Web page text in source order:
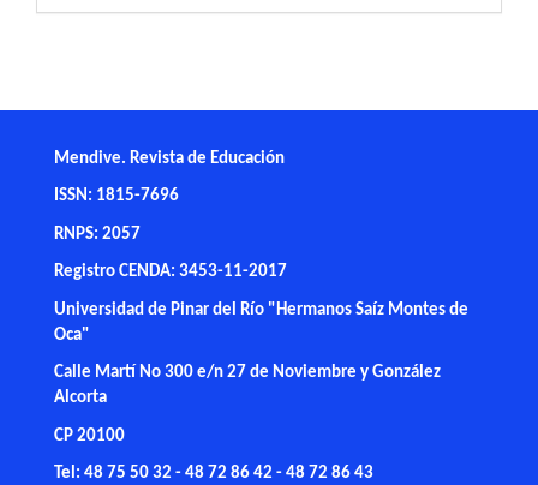
Mendive. Revista de Educación
ISSN: 1815-7696
RNPS: 2057
Registro CENDA: 3453-11-2017
Universidad de Pinar del Río "Hermanos Saíz Montes de
Oca"
Calle Martí No 300 e/n 27 de Noviembre y González
Alcorta
CP 20100
Tel: 48 75 50 32 - 48 72 86 42 - 48 72 86 43